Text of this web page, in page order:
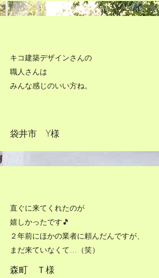
キコ建築デザインさんの
職人さんは
みんな感じのいい方ね。
​袋井市 Y様
直ぐに来てくれたのが
嬉しかったです🎵
２年前にほかの業者に頼んだんですが、
まだ来ていなくて…（笑）
森町 Ｔ様